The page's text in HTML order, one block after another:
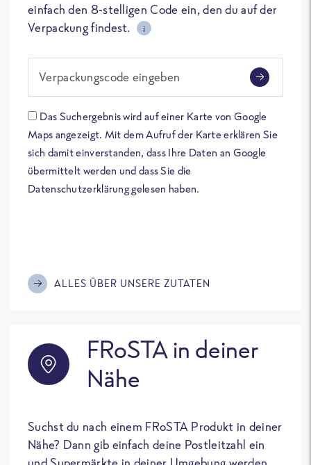
einfach den 8-stelligen Code ein, den du auf der
Verpackung findest.
i
Verpackungscode eingeben
Das Suchergebnis wird auf einer Karte von Google
Maps angezeigt. Mit dem Aufruf der Karte erklären Sie
sich damit einverstanden, dass Ihre Daten an Google
übermittelt werden und dass Sie die
Datenschutzerklärung gelesen haben.
ALLES ÜBER UNSERE ZUTATEN
FRoSTA in deiner
Nähe
Suchst du nach einem FRoSTA Produkt in deiner
Nähe? Dann gib einfach deine Postleitzahl ein